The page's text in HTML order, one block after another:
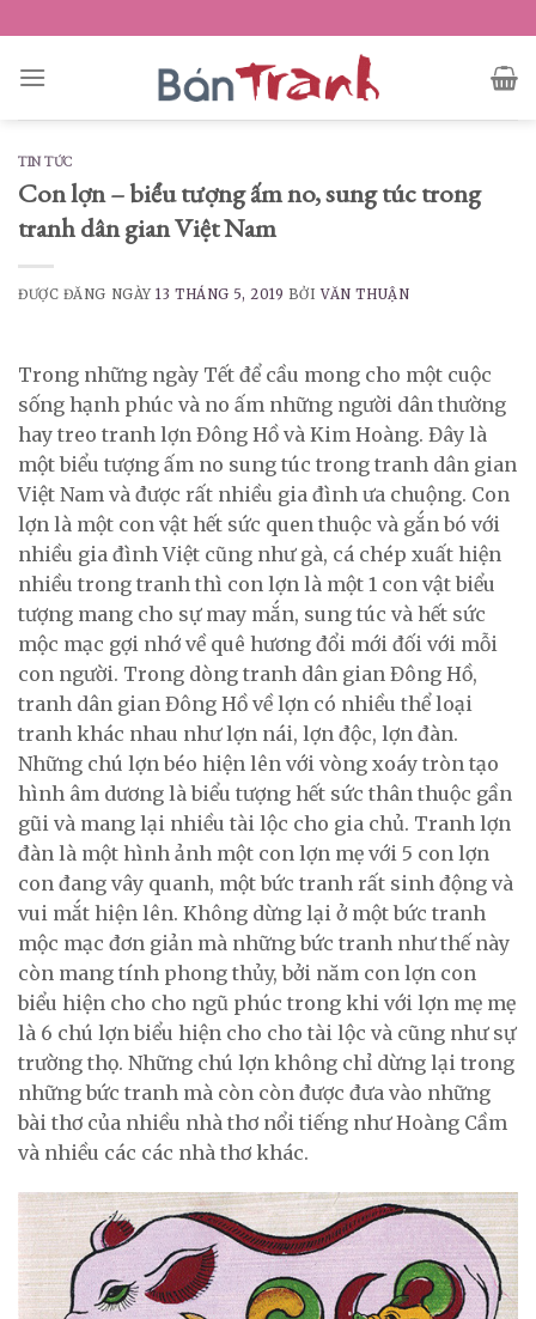
to
content
TIN TỨC
Con lợn – biểu tượng ấm no, sung túc trong
tranh dân gian Việt Nam
ĐƯỢC ĐĂNG NGÀY13 THÁNG 5, 2019 BỞIVĂN THUẬN
Trong những ngày Tết để cầu mong cho một cuộc
sống hạnh phúc và no ấm những người dân thường
hay treo tranh lợn Đông Hồ và Kim Hoàng. Đây là
một biểu tượng ấm no sung túc trong tranh dân gian
Việt Nam và được rất nhiều gia đình ưa chuộng. Con
lợn là một con vật hết sức quen thuộc và gắn bó với
nhiều gia đình Việt cũng như gà, cá chép xuất hiện
nhiều trong tranh thì con lợn là một 1 con vật biểu
tượng mang cho sự may mắn, sung túc và hết sức
mộc mạc gợi nhớ về quê hương đổi mới đối với mỗi
con người. Trong dòng tranh dân gian Đông Hồ,
tranh dân gian Đông Hồ về lợn có nhiều thể loại
tranh khác nhau như lợn nái, lợn độc, lợn đàn.
Những chú lợn béo hiện lên với vòng xoáy tròn tạo
hình âm dương là biểu tượng hết sức thân thuộc gần
gũi và mang lại nhiều tài lộc cho gia chủ. Tranh lợn
đàn là một hình ảnh một con lợn mẹ với 5 con lợn
con đang vây quanh, một bức tranh rất sinh động và
vui mắt hiện lên. Không dừng lại ở một bức tranh
mộc mạc đơn giản mà những bức tranh như thế này
còn mang tính phong thủy, bởi năm con lợn con
biểu hiện cho cho ngũ phúc trong khi với lợn mẹ mẹ
là 6 chú lợn biểu hiện cho cho tài lộc và cũng như sự
trường thọ. Những chú lợn không chỉ dừng lại trong
những bức tranh mà còn còn được đưa vào những
bài thơ của nhiều nhà thơ nổi tiếng như Hoàng Cầm
và nhiều các các nhà thơ khác.